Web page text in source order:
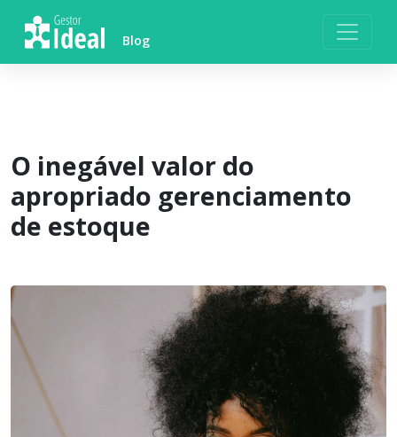
content
Blog
O inegável valor do
apropriado gerenciamento
de estoque